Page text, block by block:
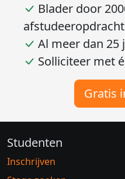
Blader door
Al meer dan 25
Solliciteer met
Gratis
Studenten
Inschrijven